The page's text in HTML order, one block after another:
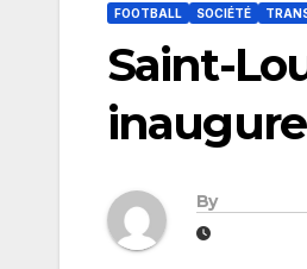
FOOTBALL SOCIÉTÉ
Saint-
By